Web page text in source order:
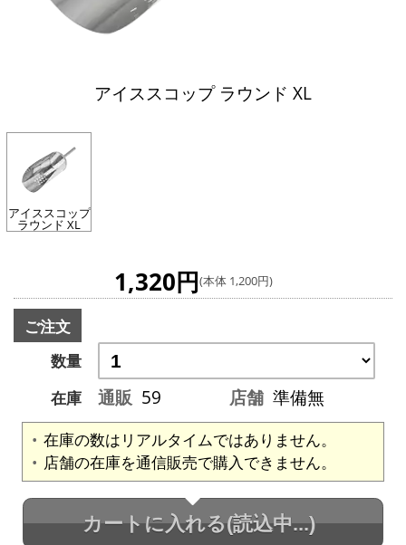
アイススコップ ラウンド XL
アイススコップ
ラウンド XL
1,320円(本体 1,200円)
ご注文
数量
在庫
通販 59 店舗 準備無
在庫の数はリアルタイムではありません。
店舗の在庫を通信販売で購入できません。
カートに入れる(読込中...)